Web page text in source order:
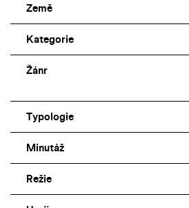
Země
Kategorie
Žánr
Typologie
Minutáž
Režie